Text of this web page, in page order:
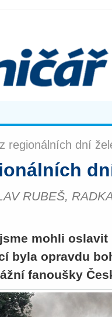
regionálních dní
RUBEŠ,
mohli
byla opravdu
fanoušky